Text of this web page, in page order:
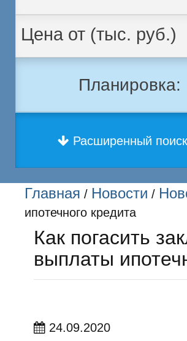
Планировка:
Расширенный поиск
Главная / Новости /
ипотечного кредита
Как погасить
выплаты
24.09.2020